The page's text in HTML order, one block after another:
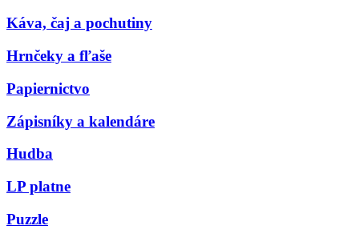
Káva, čaj a pochutiny
Hrnčeky a fľaše
Papiernictvo
Zápisníky a kalendáre
Hudba
LP platne
Puzzle